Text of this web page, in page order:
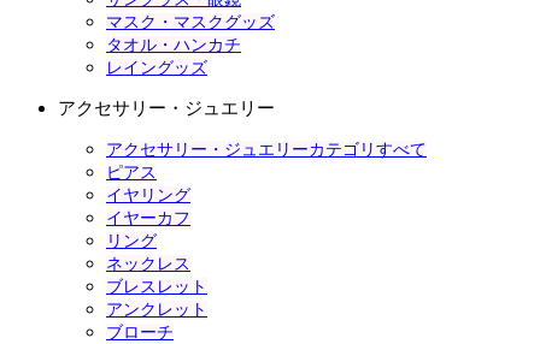
マスク・マスクグッズ
タオル・ハンカチ
レイングッズ
アクセサリー・ジュエリー
アクセサリー・ジュエリーカテゴリすべて
ピアス
イヤリング
イヤーカフ
リング
ネックレス
ブレスレット
アンクレット
ブローチ